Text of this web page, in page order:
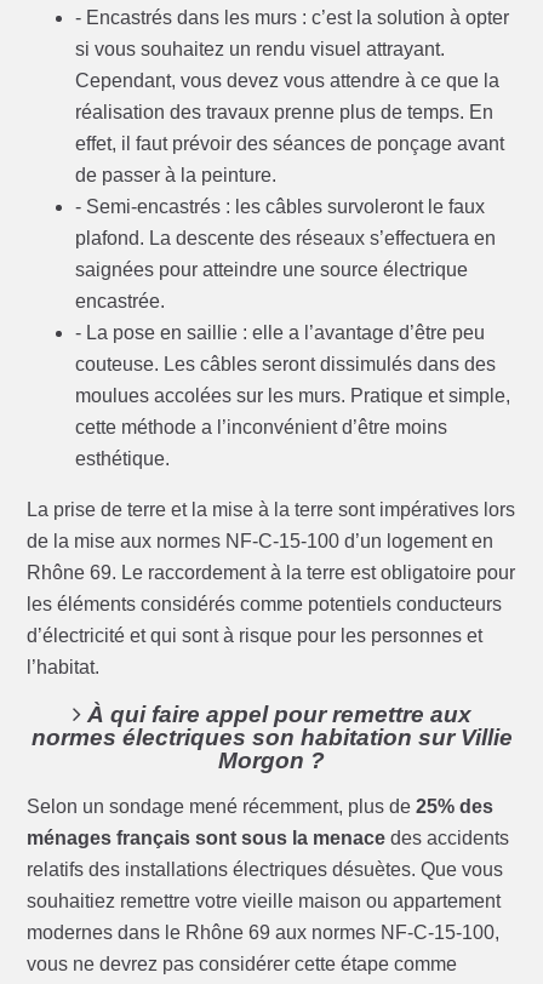
- Encastrés dans les murs : c’est la solution à opter
si vous souhaitez un rendu visuel attrayant.
Cependant, vous devez vous attendre à ce que la
réalisation des travaux prenne plus de temps. En
effet, il faut prévoir des séances de ponçage avant
de passer à la peinture.
- Semi-encastrés : les câbles survoleront le faux
plafond. La descente des réseaux s’effectuera en
saignées pour atteindre une source électrique
encastrée.
- La pose en saillie : elle a l’avantage d’être peu
couteuse. Les câbles seront dissimulés dans des
moulues accolées sur les murs. Pratique et simple,
cette méthode a l’inconvénient d’être moins
esthétique.
La prise de terre et la mise à la terre sont impératives lors
de la mise aux normes NF-C-15-100 d’un logement en
Rhône 69. Le raccordement à la terre est obligatoire pour
les éléments considérés comme potentiels conducteurs
d’électricité et qui sont à risque pour les personnes et
l’habitat.
À qui faire appel pour remettre aux
normes électriques son habitation sur Villie
Morgon ?
Selon un sondage mené récemment, plus de25% des
ménages français sont sous la menace des accidents
relatifs des installations électriques désuètes. Que vous
souhaitiez remettre votre vieille maison ou appartement
modernes dans le Rhône 69 aux normes NF-C-15-100,
vous ne devrez pas considérer cette étape comme